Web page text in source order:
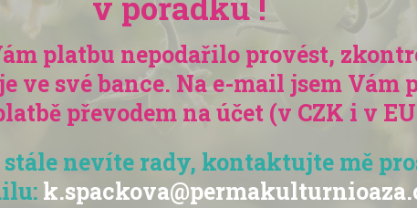
platbu nepodařilo provést,
ve své bance. Na e-mail jsem Vám
převodem na účet (v CZK i v
stále nevíte rady, kontaktujte mě